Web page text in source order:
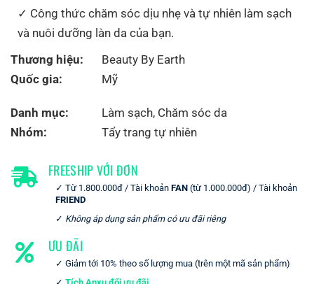
Công thức chăm sóc dịu nhẹ và tự nhiên làm sạch
và nuôi dưỡng làn da của bạn.
Thương hiệu:
Beauty By Earth
Quốc gia:
Mỹ
Danh mục: Làm sạch, Chăm sóc da
Nhóm:
Tẩy trang tự nhiên
FREESHIP VỚI ĐƠN
Từ 1.800.000đ / Tài khoản FAN (từ 1.000.000đ) / Tài khoản
FRIEND
Không áp dụng sản phẩm có ưu đãi riêng
ƯU ĐÃI
Giảm tới 10% theo số lượng mua (trên một mã sản phẩm)